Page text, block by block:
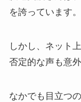
を誇っています。
しかし、ネット
否定的な声も意
なかでも目立つの